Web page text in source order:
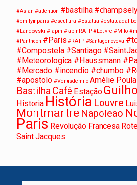
#Aslan #attention #bastilha
#emilyinparis #escultura #Estatua
#Landowski #lapin #lapinRATP #Louvre #Milo
#Pantheon #Paris #RATP #Santagenoveva
#Compostela #Santiago
#Meteorologica #Haussmann
#Mercado #incendio #chumbo
#apostolo #Venusdemilo Amélie
BastilhaCafé Estação
Historia História Louvre
Montmartre Napoleao
Paris Revolução Francesa
Saint Jacques